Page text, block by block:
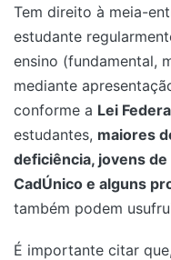
Tem direito à meia-
estudante
ensino (fundamental,
mediante
conforme a Lei
estudantes, maiores
deficiência, jovens
CadÚnico e alguns
também podem
É importante citar que,